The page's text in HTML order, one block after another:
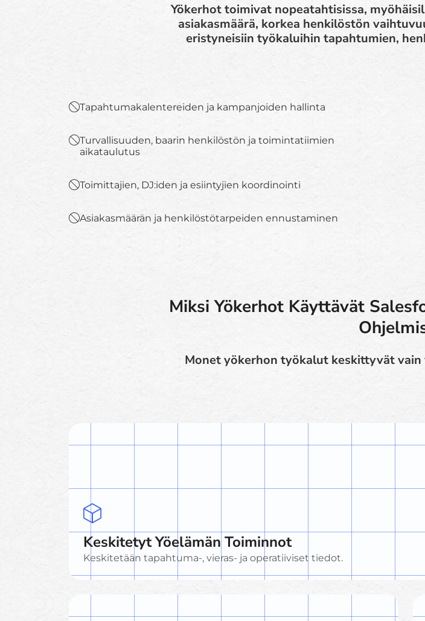
Yökerhot toimivat nopeatahtisissa,
asiakasmäärä, korkea henkilöstön
eristyneisiin työkaluihin tapahtumien,
Tapahtumakalentereiden ja kampanjoiden hallinta
Turvallisuuden, baarin henkilöstön ja toimintatiimien
aikataulutus
Toimittajien, DJ:iden ja esiintyjien koordinointi
Asiakasmäärän ja henkilöstötarpeiden ennustaminen
Miksi Yökerhot Käyttävät
Monet yökerhon työkalut keskittyvät
Keskitetyt Yöelämän Toiminnot
Keskitetään tapahtuma-, vieras- ja operatiiviset tiedot.